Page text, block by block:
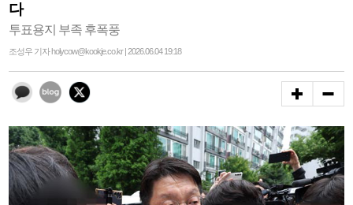
다
투표용지 부족 후폭풍
조성우 기자 holycow@kookje.co.kr | 2026.06.04 19:18